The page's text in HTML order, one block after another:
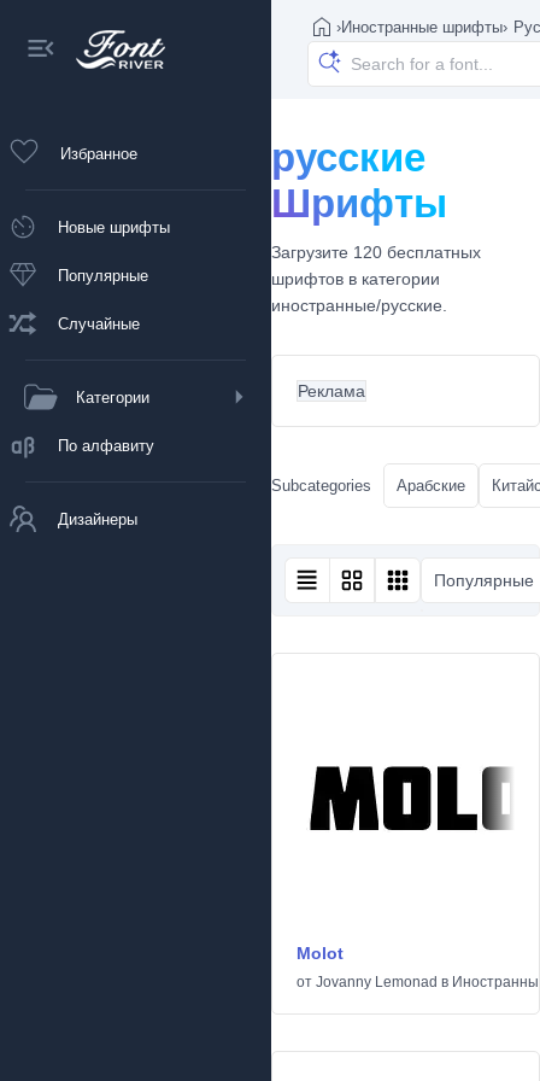
Избранное
Новые шрифты
Популярные
Случайные
Категории
По алфавиту
Дизайнеры
›Иностранные шрифты›
русские
Шрифты
Загрузите 120 бесплатных
шрифтов в категории
иностранные/русские.
Реклама
Subcategories Арабские
Популярные
Molot
от Jovanny Lemonad в